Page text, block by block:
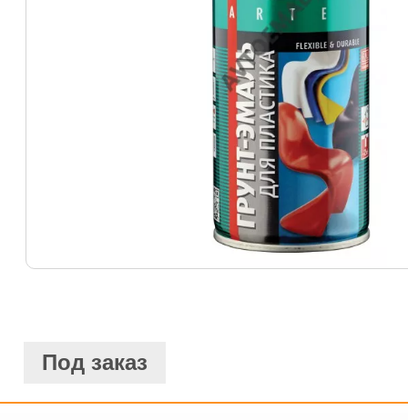
Под заказ